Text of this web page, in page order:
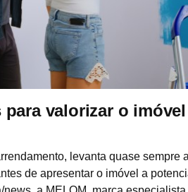
para valorizar o imóvel
levanta quase sempre a
de apresentar o imóvel a